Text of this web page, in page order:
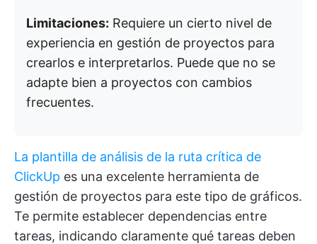
Limitaciones: Requiere un cierto nivel de
experiencia en gestión de proyectos para
crearlos e interpretarlos. Puede que no se
adapte bien a proyectos con cambios
frecuentes.
La plantilla de análisis de la ruta crítica de
ClickUp es una excelente herramienta de
gestión de proyectos para este tipo de gráficos.
Te permite establecer dependencias entre
tareas, indicando claramente qué tareas deben